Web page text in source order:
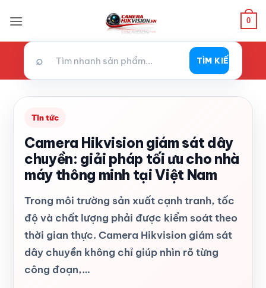
qua
0
⌕ TÌM KIẾM
Tin tức
Camera Hikvision giám sát dây
chuyền: giải pháp tối ưu cho nhà
máy thông minh tại Việt Nam
Trong môi trường sản xuất cạnh tranh, tốc
độ và chất lượng phải được kiểm soát theo
thời gian thực. Camera Hikvision giám sát
dây chuyền không chỉ giúp nhìn rõ từng
công đoạn,…